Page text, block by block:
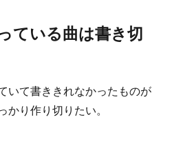
ている曲は書き切
いて書ききれなかったものが
かり作り切りたい。